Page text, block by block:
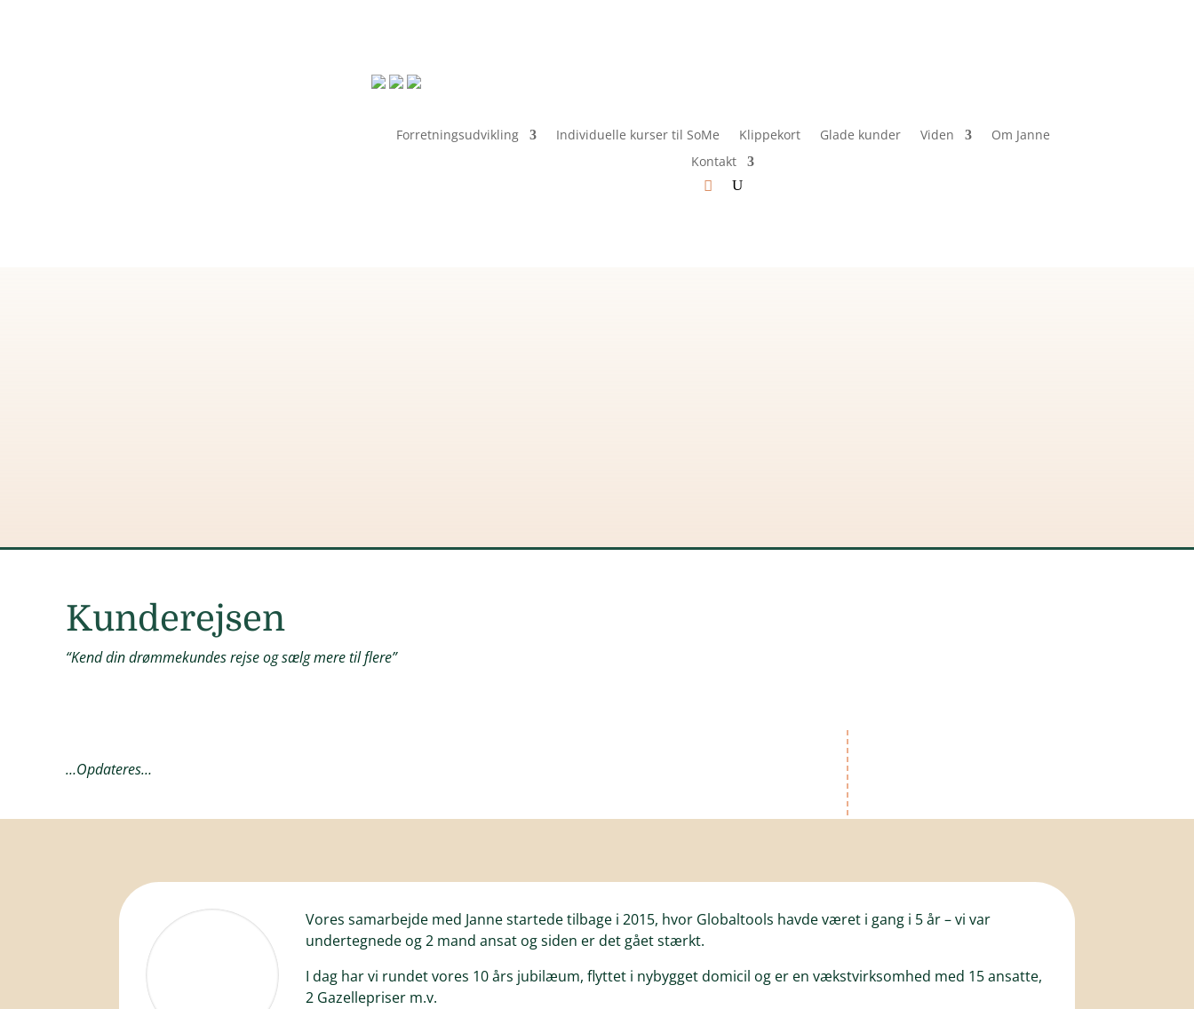
Forretningsudvikling Individuelle kurser til SoMe Klippekort Glade kunder Viden
Om Janne
Kontakt
Kunderejsen
“Kend din drømmekundes rejse og sælg mere til flere”
…Opdateres…
Vores samarbejde med Janne startede tilbage i 2015, hvor Globaltools havde været i gang i 5 år – vi var
undertegnede og 2 mand ansat og siden er det gået stærkt.
I dag har vi rundet vores 10 års jubilæum, flyttet i nybygget domicil og er en vækstvirksomhed med 15 ansatte,
2 Gazellepriser m.v.